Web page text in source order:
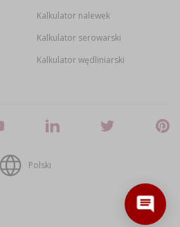
Kalkulator nalewek
Kalkulator serowarski
Kalkulator wędliniarski
Polski